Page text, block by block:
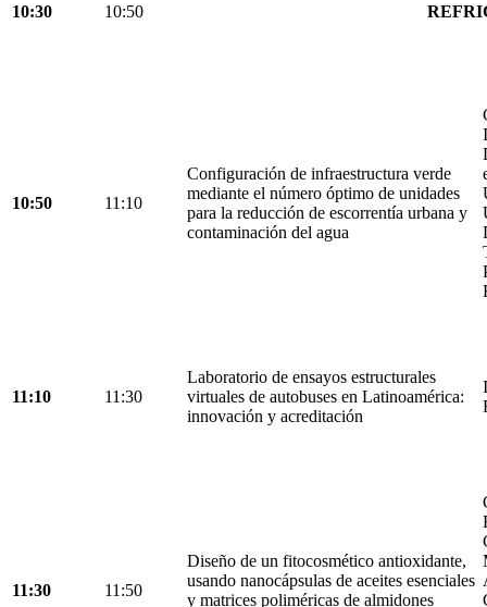
10:30 10:50
10:50 11:10
Configuración de infraestructura verde
mediante el número óptimo de unidades
para la reducción de escorrentía urbana y
contaminación del agua
11:10 11:30
Laboratorio de ensayos estructurales
virtuales de autobuses en Latinoamérica:
innovación y acreditación
11:30 11:50
Diseño de un fitocosmético antioxidante,
usando nanocápsulas de aceites esenciales
y matrices poliméricas de almidones